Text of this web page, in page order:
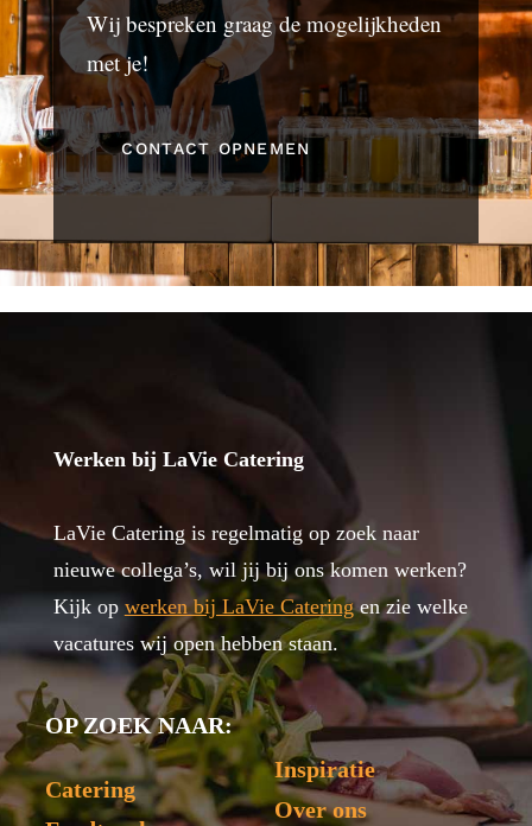
Wij bespreken graag de mogelijkheden
met je!
CONTACT OPNEMEN
Werken bij LaVie Catering
LaVie Catering is regelmatig op zoek naar
nieuwe collega’s, wil jij bij ons komen werken?
Kijk op werken bij LaVie Cateringen zie welke
vacatures wij open hebben staan.
OP ZOEK NAAR:
Catering
Inspiratie
Over ons